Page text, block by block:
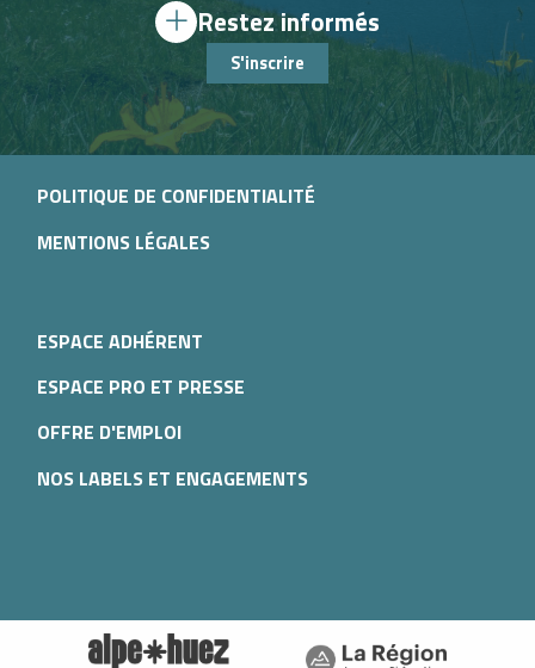
Restez informés
S'inscrire
POLITIQUE DE CONFIDENTIALITÉ
MENTIONS LÉGALES
ESPACE ADHÉRENT
ESPACE PRO ET PRESSE
OFFRE D'EMPLOI
NOS LABELS ET ENGAGEMENTS